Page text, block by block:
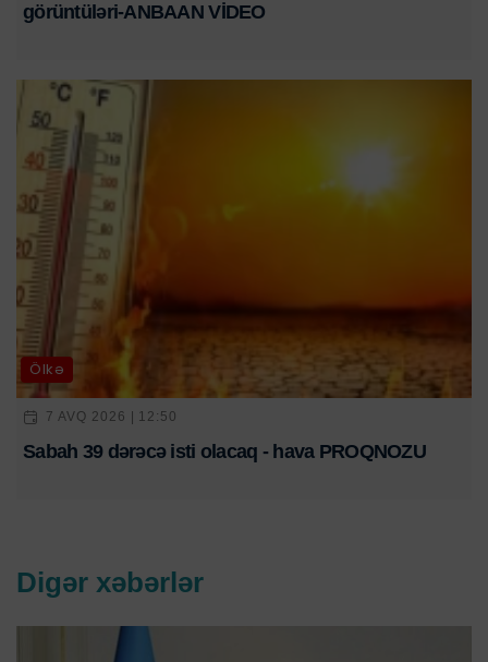
görüntüləri-ANBAAN VİDEO
Ölkə
7 AVQ 2026 | 12:50
Sabah 39 dərəcə isti olacaq - hava PROQNOZU
Digər xəbərlər